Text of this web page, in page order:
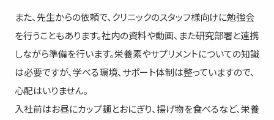
また、先生からの依頼で、クリニックのスタッフ様向けに勉強会
を行うこともあります。社内の資料や動画、また研究部署と連携
しながら準備を行います。栄養素やサプリメントについての知識
は必要ですが、学べる環境、サポート体制は整っていますので、
心配はいりません。
入社前はお昼にカップ麺とおにぎり、揚げ物を食べるなど、栄養